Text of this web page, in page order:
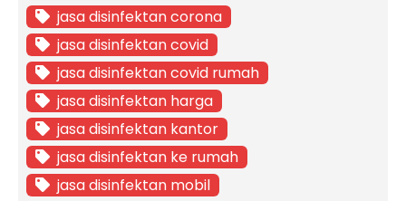
jasa disinfektan corona
jasa disinfektan covid
jasa disinfektan covid rumah
jasa disinfektan harga
jasa disinfektan kantor
jasa disinfektan ke rumah
jasa disinfektan mobil